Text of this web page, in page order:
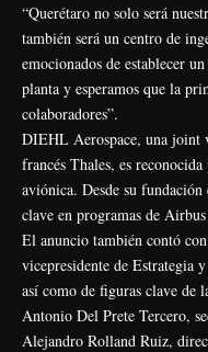
“Querétaro no solo será
también será un centro de
emocionados de establecer
planta y esperamos que la
colaboradores”.
DIEHL Aerospace, una joint
francés Thales, es
aviónica. Desde su
clave en programas de
El anuncio también contó
vicepresidente de Estrategia
así como de figuras clave de
Antonio Del Prete Tercero,
Alejandro Rolland Ruiz,